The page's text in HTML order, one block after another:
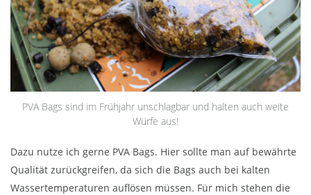
PVA Bags sind im Frühjahr unschlagbar und halten auch weite
Würfe aus!
Dazu nutze ich gerne PVA Bags. Hier sollte man auf bewährte
Qualität zurückgreifen, da sich die Bags auch bei kalten
Wassertemperaturen auflösen müssen. Für mich stehen die